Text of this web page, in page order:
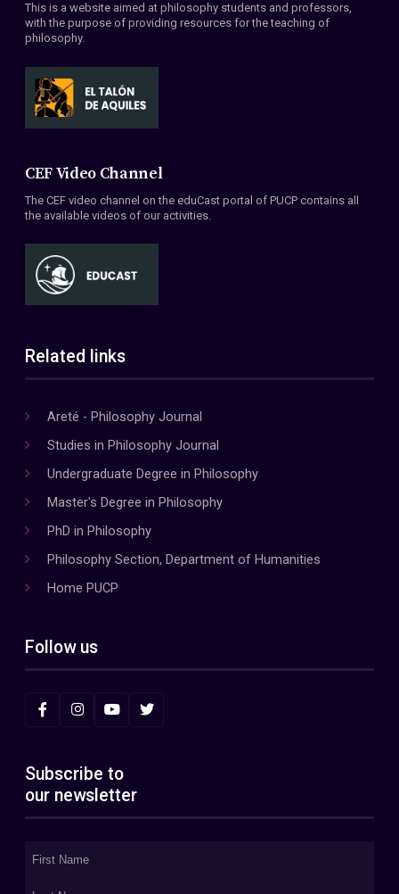
This is a website aimed at philosophy students and professors,
with the purpose of providing resources for the teaching of
philosophy.
CEF Video Channel
The CEF video channel on the eduCast portal of PUCP contains all
the available videos of our activities.
Related links
Areté - Philosophy Journal
Studies in Philosophy Journal
Undergraduate Degree in Philosophy
Master's Degree in Philosophy
PhD in Philosophy
Philosophy Section, Department of Humanities
Home PUCP
Follow us
Subscribe to
our newsletter